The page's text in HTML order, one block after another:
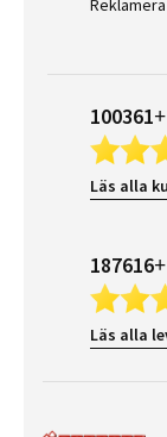
Läs alla
Läs alla